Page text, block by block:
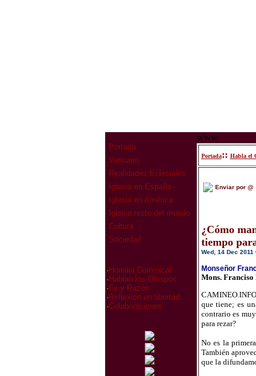
Portada
Vaticano
Realidades Eclesiales
Iglesia en España
Iglesia en América
Iglesia resto del mundo
Cultura
Sociedad
· Homilia Dominical
· Hablan los Obispos
· Fe y Razón
· Reflexion en libertad
·Colaboraciones
www
Portada:: Habla el
Enviar por @
¿Cómo
tiempo
Wed, 14 Dec 2011
Monseñor
Mons. Franciso
que tiene; es
contrario es
para rezar?
No es la
También
que la